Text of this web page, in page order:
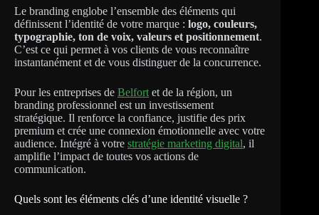
Le branding englobe l’ensemble des éléments qui
définissent l’identité de votre marque : logo, couleurs,
typographie, ton de voix, valeurs et positionnement.
C’est ce qui permet à vos clients de vous reconnaître
instantanément et de vous distinguer de la concurrence.
Pour les entreprises de Belfort et de la région, un
branding professionnel est un investissement
stratégique. Il renforce la confiance, justifie des prix
premium et crée une connexion émotionnelle avec votre
audience. Intégré à votre stratégie marketing digital, il
amplifie l’impact de toutes vos actions de
communication.
Quels sont les éléments clés d’une identité visuelle ?